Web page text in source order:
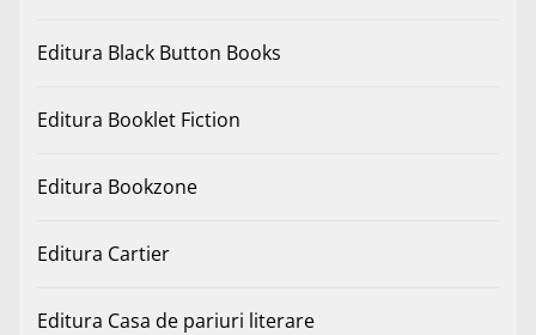
Editura Black Button Books
Editura Booklet Fiction
Editura Bookzone
Editura Cartier
Editura Casa de pariuri literare